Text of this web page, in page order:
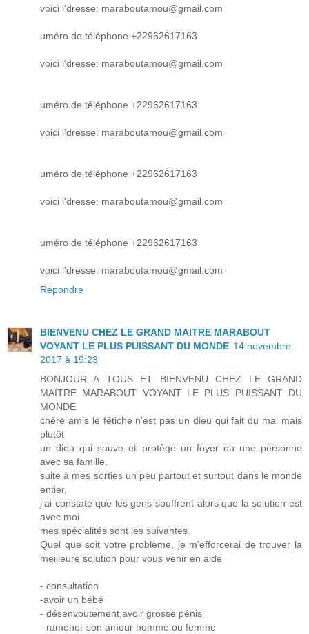
voici l'dresse: maraboutamou@gmail.com
uméro de téléphone +22962617163
voici l'dresse: maraboutamou@gmail.com
uméro de téléphone +22962617163
voici l'dresse: maraboutamou@gmail.com
uméro de téléphone +22962617163
voici l'dresse: maraboutamou@gmail.com
uméro de téléphone +22962617163
voici l'dresse: maraboutamou@gmail.com
Répondre
BIENVENU CHEZ LE GRAND MAITRE MARABOUT
VOYANT LE PLUS PUISSANT DU MONDE 14 novembre
2017 à 19:23
BONJOUR A TOUS ET BIENVENU CHEZ LE GRAND
MAITRE MARABOUT VOYANT LE PLUS PUISSANT DU
MONDE
chère amis le fétiche n'est pas un dieu qui fait du mal mais
plutôt
un dieu qui sauve et protège un foyer ou une personne
avec sa famille.
suite à mes sorties un peu partout et surtout dans le monde
entier,
j'ai constaté que les gens souffrent alors que la solution est
avec moi
mes spécialités sont les suivantes.
Quel que soit votre problème, je m'efforcerai de trouver la
meilleure solution pour vous venir en aide
- consultation
-avoir un bébé
- désenvoutement,avoir grosse pénis
- ramener son amour homme ou femme